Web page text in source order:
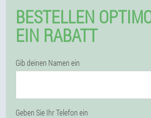
BESTELLEN
EIN RABATT
Gib deinen Namen ein
Geben Sie Ihr Telefon ein